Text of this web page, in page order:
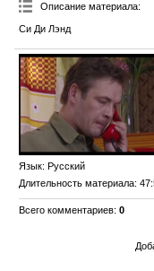
Описание материала:
Си Ди Лэнд
Язык: Русский
Длительность материала:
Всего комментариев: 0